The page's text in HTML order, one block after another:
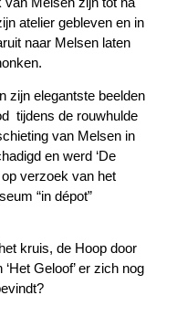
van Melsen zijn tot na
atelier gebleven en in
naar Melsen laten
zijn elegantste beelden
tijdens de rouwhulde
van Melsen in
en werd ‘De
op verzoek van het
“in dépot”
kruis, de Hoop door
Geloof’ er zich nog